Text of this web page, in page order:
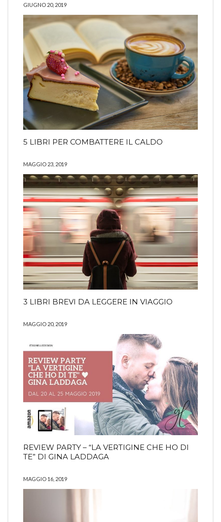
GIUGNO 20, 2019
5 LIBRI PER COMBATTERE IL CALDO
MAGGIO 23, 2019
3 LIBRI BREVI DA LEGGERE IN VIAGGIO
MAGGIO 20, 2019
REVIEW PARTY – “LA VERTIGINE CHE HO DI
TE” DI GINA LADDAGA
MAGGIO 16, 2019